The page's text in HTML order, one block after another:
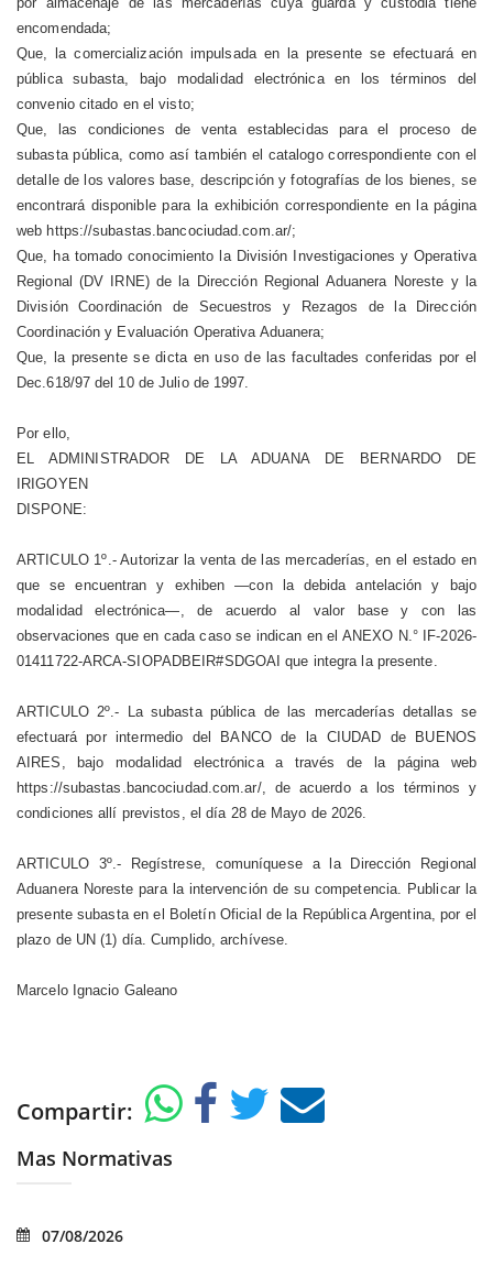
encomendada;
Que, la comercialización impulsada en la presente se efectuará en
pública subasta, bajo modalidad electrónica en los términos del
convenio citado en el visto;
Que, las condiciones de venta establecidas para el proceso de
subasta pública, como así también el catalogo correspondiente con el
detalle de los valores base, descripción y fotografías de los bienes, se
encontrará disponible para la exhibición correspondiente en la página
web https://subastas.bancociudad.com.ar/;
Que, ha tomado conocimiento la División Investigaciones y Operativa
Regional (DV IRNE) de la Dirección Regional Aduanera Noreste y la
División Coordinación de Secuestros y Rezagos de la Dirección
Coordinación y Evaluación Operativa Aduanera;
Que, la presente se dicta en uso de las facultades conferidas por el
Dec.618/97 del 10 de Julio de 1997.
Por ello,
EL ADMINISTRADOR DE LA ADUANA DE BERNARDO DE
IRIGOYEN
DISPONE:
ARTICULO 1º.- Autorizar la venta de las mercaderías, en el estado en
que se encuentran y exhiben —con la debida antelación y bajo
modalidad electrónica—, de acuerdo al valor base y con las
observaciones que en cada caso se indican en el ANEXO N.° IF-2026-
01411722-ARCA-SIOPADBEIR#SDGOAI que integra la presente.
ARTICULO 2º.- La subasta pública de las mercaderías detallas se
efectuará por intermedio del BANCO de la CIUDAD de BUENOS
AIRES, bajo modalidad electrónica a través de la página web
https://subastas.bancociudad.com.ar/, de acuerdo a los términos y
condiciones allí previstos, el día 28 de Mayo de 2026.
ARTICULO 3º.- Regístrese, comuníquese a la Dirección Regional
Aduanera Noreste para la intervención de su competencia. Publicar la
presente subasta en el Boletín Oficial de la República Argentina, por el
plazo de UN (1) día. Cumplido, archívese.
Marcelo Ignacio Galeano
Compartir:
Mas Normativas
07/08/2026